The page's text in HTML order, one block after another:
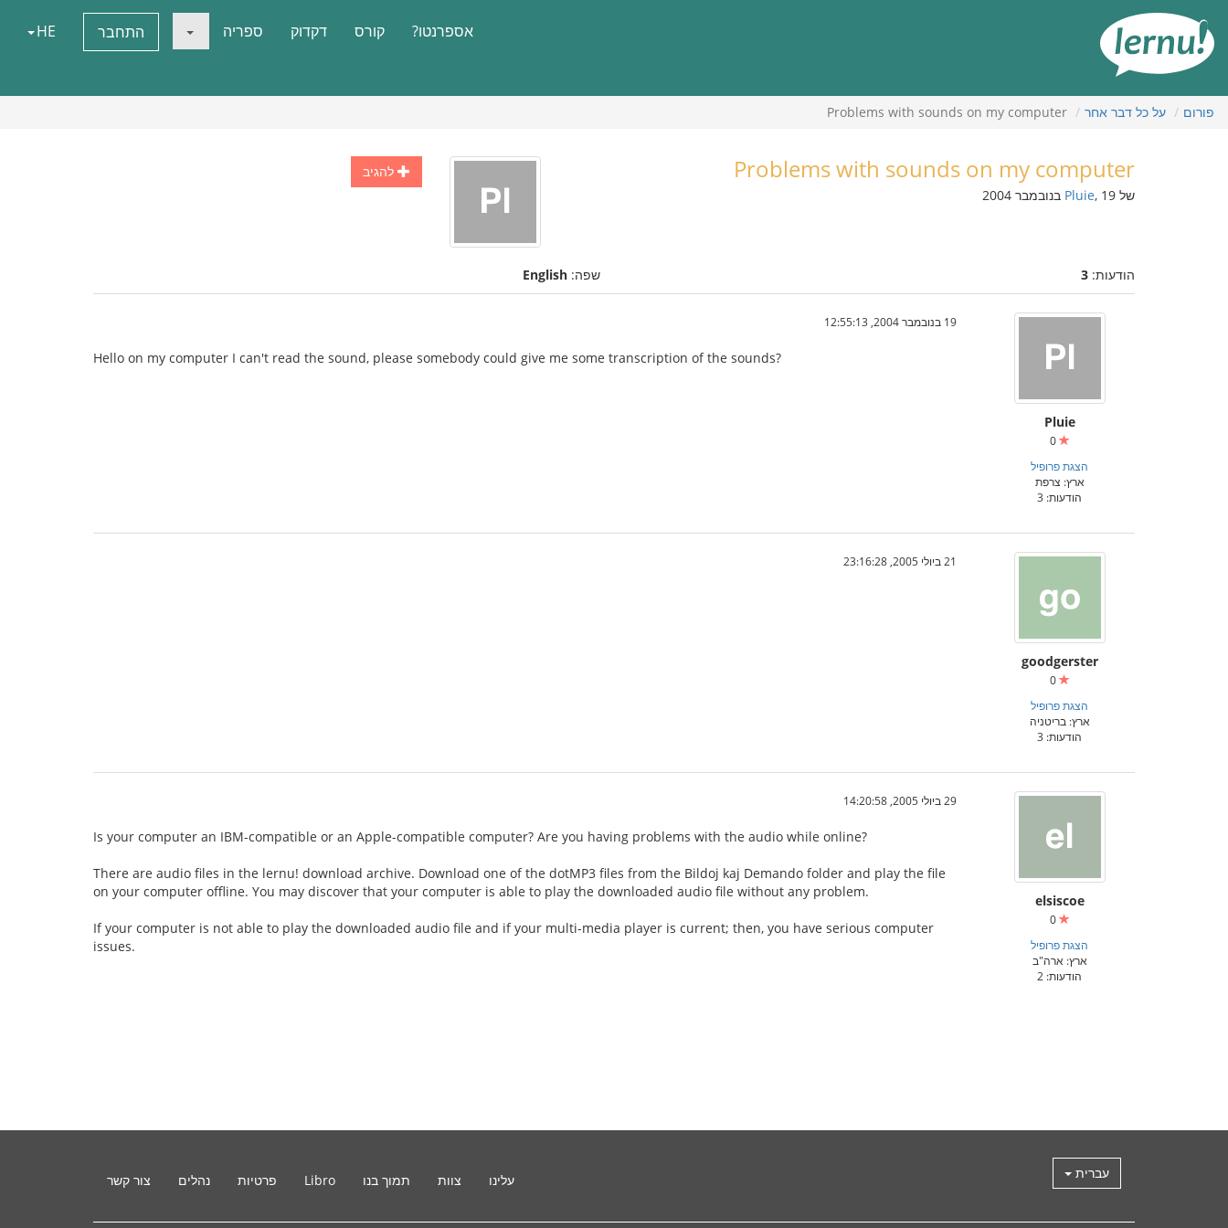
העניינים
אספרנטו? קורס דקדוק ספריה התחבר HE
פורום על כל דבר אחר Problems with sounds on my computer
להגיב Problems with sounds on my computer
של Pluie, 19 בנובמבר 2004
הודעות: 3 שפה: English
Pluie
0
הצגת פרופיל
ארץ: צרפת
הודעות: 3
19 בנובמבר 2004, 12:55:13
Hello on my computer I can't read the sound, please somebody could give me some transcription of the sounds?
goodgerster
0
הצגת פרופיל
ארץ: בריטניה
הודעות: 3
21 ביולי 2005, 23:16:28
elsiscoe
0
הצגת פרופיל
ארץ: ארה"ב
הודעות: 2
29 ביולי 2005, 14:20:58
Is your computer an IBM-compatible or an Apple-compatible computer? Are you having problems with the audio while online?
There are audio files in the lernu! download archive. Download one of the dotMP3 files from the Bildoj kaj Demando folder and play the file
on your computer offline. You may discover that your computer is able to play the downloaded audio file without any problem.
If your computer is not able to play the downloaded audio file and if your multi-media player is current; then, you have serious computer
issues.
עברית עלינו צוות תמוך בנו Libro פרטיות נהלים צור קשר